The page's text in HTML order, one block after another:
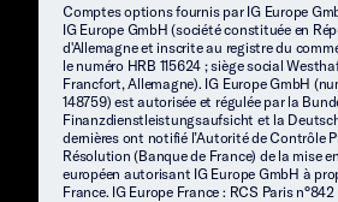
Comptes options fournis par IG Europe
IG Europe GmbH (société constituée en
d'Allemagne et inscrite au registre du
le numéro HRB 115624 ; siège social
Francfort, Allemagne). IG Europe GmbH
148759) est autorisée et régulée par la
Finanzdienstleistungsaufsicht et la
dernières ont notifié l’Autorité de Contrôle
Résolution (Banque de France) de la mise
européen autorisant IG Europe GmbH à
France. IG Europe France : RCS Paris n°842